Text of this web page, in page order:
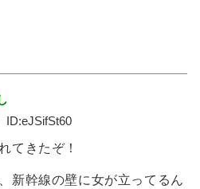
eJSifSt60
てきたぞ！
新幹線の壁に女が立ってるん